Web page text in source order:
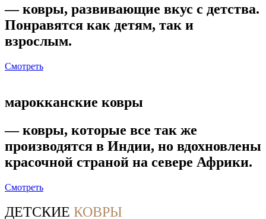
— ковры, развивающие вкус с детства.
Понравятся как детям, так и
взрослым.
Смотреть
марокканские ковры
— ковры, которые все так же
производятся в Индии, но вдохновлены
красочной страной на севере Африки.
Смотреть
ДЕТСКИЕ КОВРЫ